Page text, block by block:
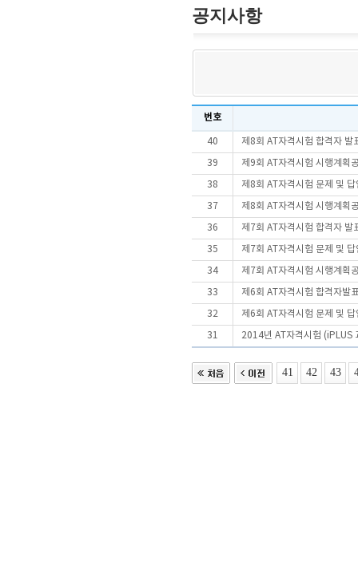
공지사항
번호
40 제8회 AT자격시험 합격자 발
39 제9회 AT자격시험 시행계획
38 제8회 AT자격시험 문제 및 답
37 제8회 AT자격시험 시행계획
36 제7회 AT자격시험 합격자 발
35 제7회 AT자격시험 문제 및 답
34 제7회 AT자격시험 시행계획
33 제6회 AT자격시험 합격자발
32 제6회 AT자격시험 문제 및 답
31 2014년 AT자격시험 (iPLUS
41 42 43